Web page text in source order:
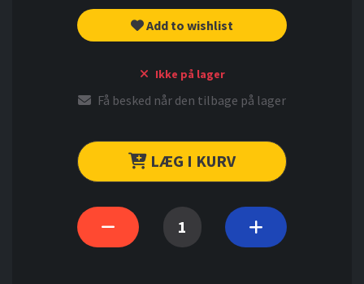
Add to wishlist
Ikke på lager
Få besked når den tilbage på lager
LÆG I KURV